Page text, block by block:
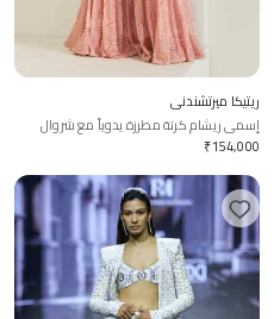
ريتيكا ميرتشندني
إسمي ريشام كرتة مطرزة يدوياً مع شروال
₹154,000